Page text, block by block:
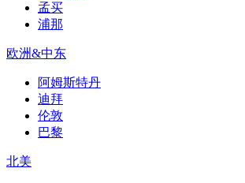
孟买
浦那
欧洲&中东
阿姆斯特丹
迪拜
伦敦
巴黎
北美